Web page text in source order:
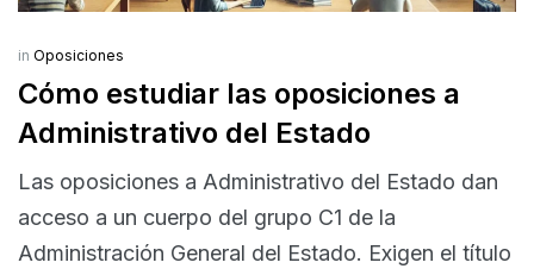
in Oposiciones
Cómo estudiar las oposiciones a
Administrativo del Estado
Las oposiciones a Administrativo del Estado dan
acceso a un cuerpo del grupo C1 de la
Administración General del Estado. Exigen el título